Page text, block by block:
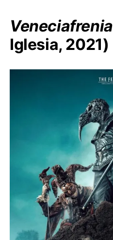
Veneciafrenia
Iglesia, 2021)